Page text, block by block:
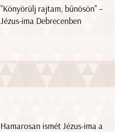
"Könyörülj rajtam, bűnösön" –
Jézus-ima Debrecenben
Hamarosan ismét Jézus-ima a